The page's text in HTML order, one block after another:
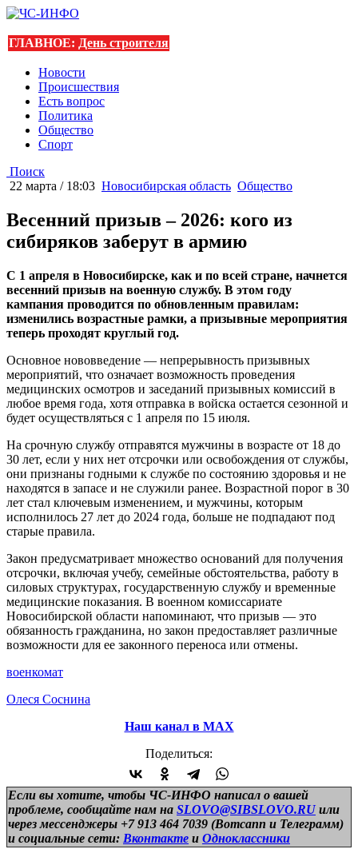
ГЛАВНОЕ: День строителя
Новости
Происшествия
Есть вопрос
Политика
Общество
Спорт
Поиск
22 марта / 18:03 Новосибирская область Общество
Весенний призыв – 2026: кого из
сибиряков заберут в армию
С 1 апреля в Новосибирске, как и по всей стране, начнется
весенний призыв на военную службу. В этом году
кампания проводится по обновленным правилам:
изменились возрастные рамки, а призывные мероприятия
теперь проходят круглый год.
Основное нововведение — непрерывность призывных
мероприятий, что означает возможность проведения
медицинских осмотров и заседаний призывных комиссий в
любое время года, хотя отправка в войска остается сезонной и
будет осуществляться с 1 апреля по 15 июля.
На срочную службу отправятся мужчины в возрасте от 18 до
30 лет, если у них нет отсрочки или освобождения от службы,
они признаны годными к службе по состоянию здоровья и не
находятся в запасе и не служили ранее. Возрастной порог в 30
лет стал ключевым изменением, и мужчины, которым
исполнилось 27 лет до 2024 года, больше не подпадают под
старые правила.
Закон предусматривает множество оснований для получения
отсрочки, включая учебу, семейные обстоятельства, работу в
силовых структурах, государственную службу и временные
медицинские показания. В военном комиссариате
Новосибирской области напоминают, что призыв — это
обязанность гражданина, но закон предоставляет различные
возможности для ее законного переноса или отмены.
военкомат
Олеся Соснина
Наш канал в МАХ
Поделиться:
Если вы хотите, чтобы ЧС-ИНФО написал о вашей
проблеме, сообщайте нам на SLOVO@SIBSLOVO.RU или
через мессенджеры +7 913 464 7039 (Вотсапп и Телеграмм)
и социальные сети: Вконтакте и Одноклассники